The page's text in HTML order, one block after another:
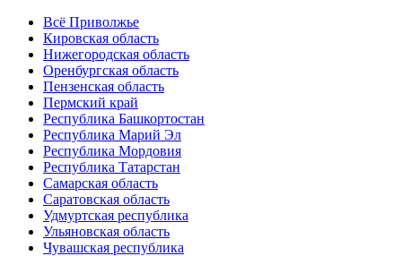
Всё Приволжье
Кировская область
Нижегородская область
Оренбургская область
Пензенская область
Пермский край
Республика Башкортостан
Республика Марий Эл
Республика Мордовия
Республика Татарстан
Самарская область
Саратовская область
Удмуртская республика
Ульяновская область
Чувашская республика